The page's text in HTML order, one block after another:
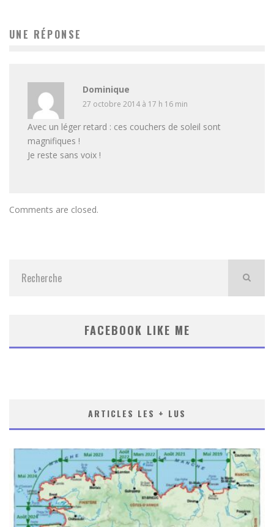
UNE RÉPONSE
Dominique
27 octobre 2014 à 17 h 16 min
Avec un léger retard : ces couchers de soleil sont
magnifiques !
Je reste sans voix !
Comments are closed.
FACEBOOK LIKE ME
ARTICLES LES + LUS